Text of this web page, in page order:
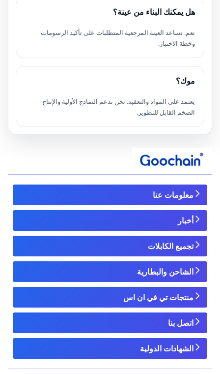
هل يمكنك البناء من عينة؟
نعم. تساعد العينة المرجعية المتطلبات على تأكيد الرسومات
وخطة الاختبار.
موك؟
يعتمد على المواد والتعقيد. نحن ندعم النماذج الأولية والإنتاج
الضخم القابل للتطوير.
معلومات عنا
أخبار
تجميع الكابلات
الشاحن والبطارية
منتجات تي في ان اس
اتصل بنا
الشهادات الدولية